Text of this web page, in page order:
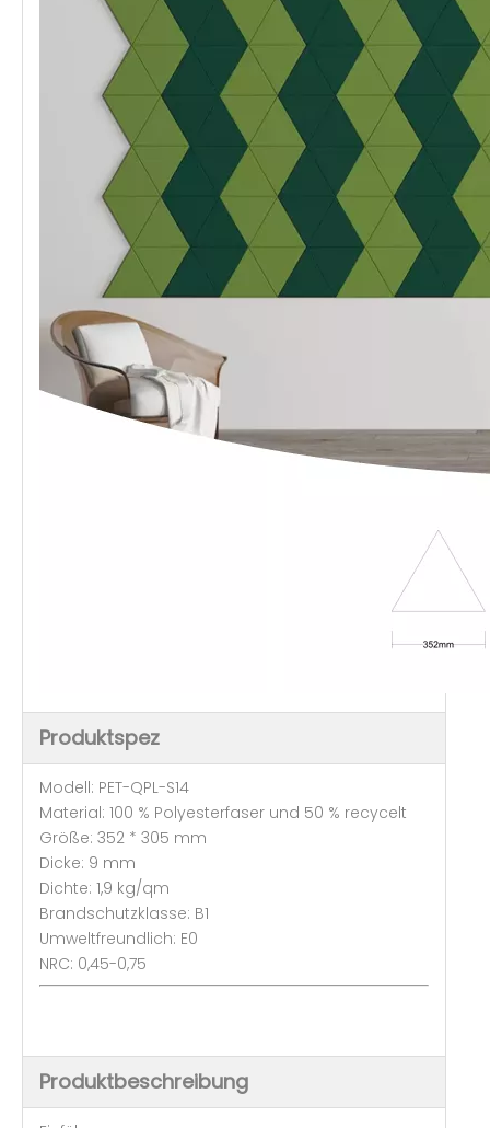
Produktspez
Modell: PET-QPL-S14
Material: 100 % Polyesterfaser und 50 % recycelt
Größe: 352 * 305 mm
Dicke: 9 mm
Dichte: 1,9 kg/qm
Brandschutzklasse: B1
Umweltfreundlich: E0
NRC: 0,45-0,75
Produktbeschreibung